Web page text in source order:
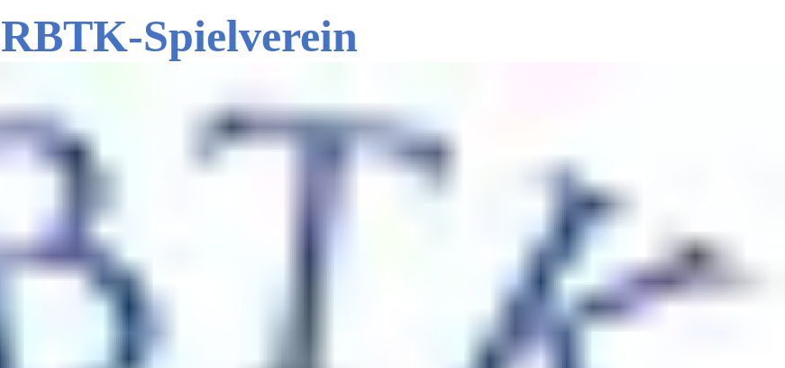
RBTK-Spielverein